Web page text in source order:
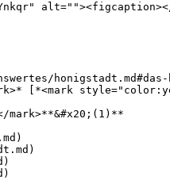
[*<mark
mark>**&#x20;(1)**